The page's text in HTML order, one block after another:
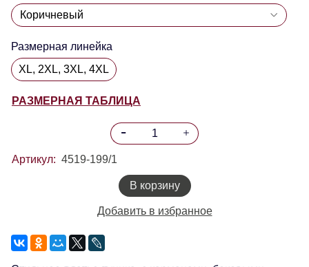
Размерная линейка
XL, 2XL, 3XL, 4XL
РАЗМЕРНАЯ ТАБЛИЦА
Артикул: 4519-199/1
В корзину
Добавить в избранное